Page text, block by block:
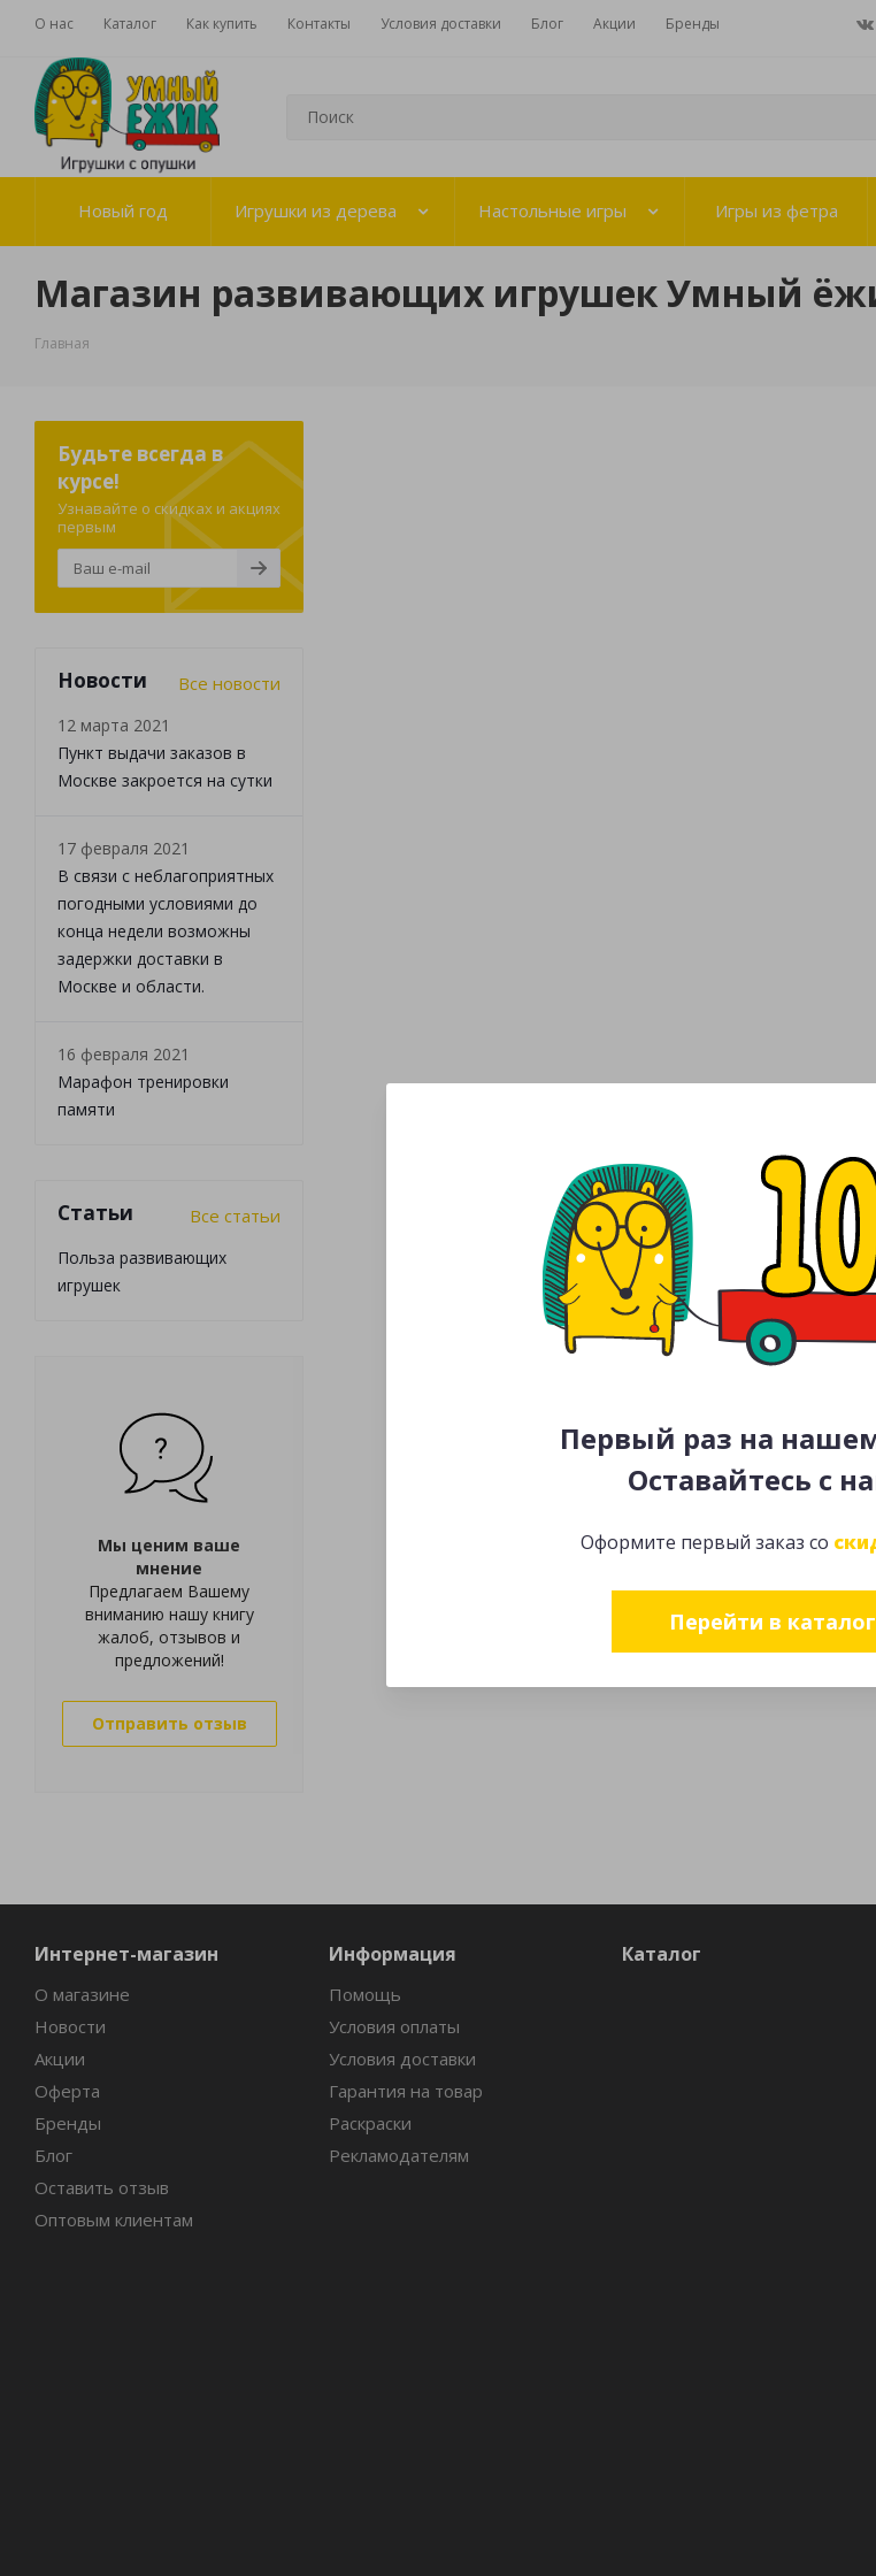
Первый раз на
Оставайтесь с
Оформите первый заказ со
Перейти в каталог
О нас Каталог Как купить Контакты Условия доставки Блог Акции Бренды
Новый год Игрушки из дерева Настольные игры Игры из фетра
Магазин развивающих игрушек Умный
Главная
Будьте всегда в
курсе!
Узнавайте о скидках и акциях
первым
Новости Все новости
12 марта 2021
Пункт выдачи заказов в
Москве закроется на сутки
17 февраля 2021
В связи с неблагоприятных
погодными условиями до
конца недели возможны
задержки доставки в
Москве и области.
16 февраля 2021
Марафон тренировки
памяти
Статьи Все статьи
Польза развивающих
игрушек
Мы ценим ваше
мнение
Предлагаем Вашему
вниманию нашу книгу
жалоб, отзывов и
предложений!
Отправить отзыв
Интернет-магазин
О магазине
Новости
Акции
Оферта
Бренды
Блог
Оставить отзыв
Оптовым клиентам
Информация
Помощь
Условия оплаты
Условия доставки
Гарантия на товар
Раскраски
Рекламодателям
Каталог